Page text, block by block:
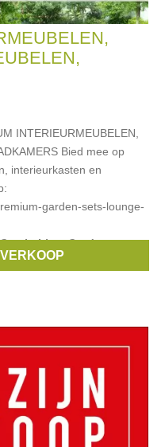
INTERIEURMEUBELEN,
Bied mee op
interieurkasten en
garden-sets-lounge-
Castle-Line,Garden